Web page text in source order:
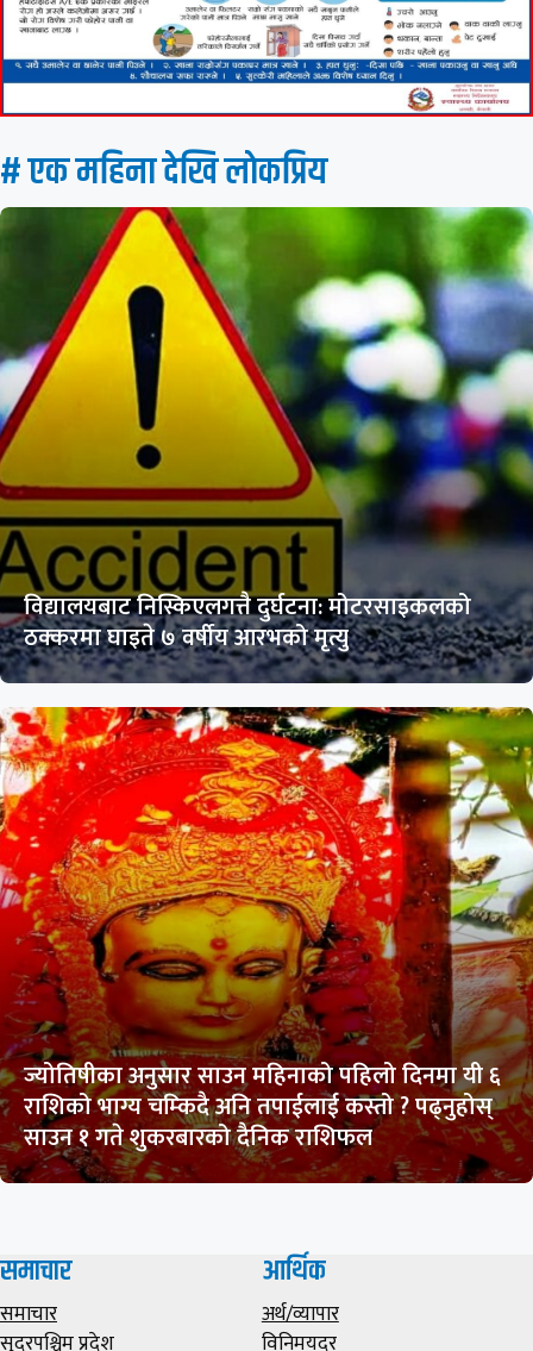
# एक महिना देखि लाेकप्रिय
विद्यालयबाट निस्किएलगत्तै दुर्घटना: मोटरसाइकलको
ठक्करमा घाइते ७ वर्षीय आरभको मृत्यु
ज्योतिषीका अनुसार साउन महिनाको पहिलो दिनमा यी ६
राशिको भाग्य चम्किदै अनि तपाईलाई कस्तो ? पढ्नुहोस्
साउन १ गते शुकरबारको दैनिक राशिफल
समाचार
समाचार
सुदूरपश्चिम प्रदेश
आर्थिक
अर्थ/व्यापार
विनिमयदर